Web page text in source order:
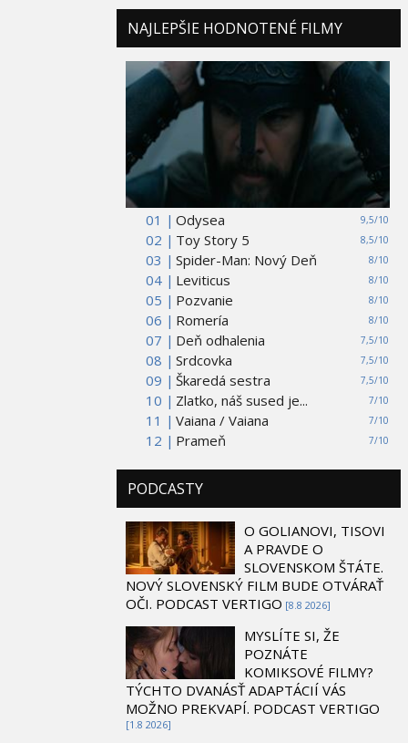
NAJLEPŠIE HODNOTENÉ FILMY
01 | 9,5/10
Odysea
02 |
8,5/10
Toy Story 5
03 |
8/10
Spider-Man: Nový Deň
04 |
8/10
Leviticus
05 |
8/10
Pozvanie
06 |
8/10
Romería
07 |
7,5/10
Deň odhalenia
08 |
7,5/10
Srdcovka
09 |
7,5/10
Škaredá sestra
10 |
7/10
Zlatko, náš sused je...
11 |
7/10
Vaiana / Vaiana
12 |
7/10
Prameň
PODCASTY
O GOLIANOVI, TISOVI
A PRAVDE O
SLOVENSKOM ŠTÁTE.
NOVÝ SLOVENSKÝ FILM BUDE OTVÁRAŤ
OČI. PODCAST VERTIGO [8.8 2026]
MYSLÍTE SI, ŽE
POZNÁTE
KOMIKSOVÉ FILMY?
TÝCHTO DVANÁSŤ ADAPTÁCIÍ VÁS
MOŽNO PREKVAPÍ. PODCAST VERTIGO
[1.8 2026]